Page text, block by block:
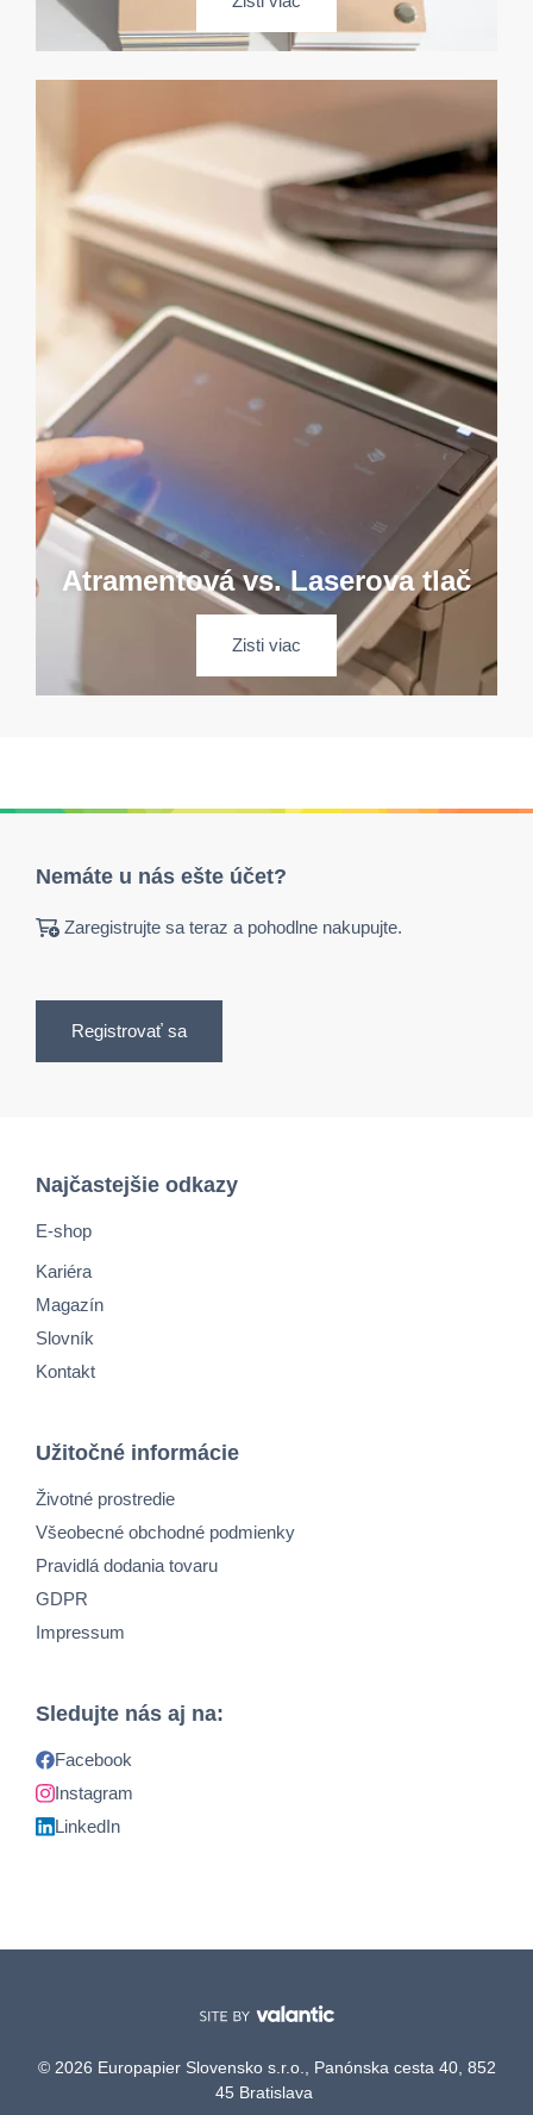
Atramentová vs. Laserova tlač
Zisti viac
Nemáte u nás ešte účet?
Zaregistrujte sa teraz a pohodlne nakupujte.
Registrovať sa
Najčastejšie odkazy
E-shop
Kariéra
Magazín
Slovník
Kontakt
Užitočné informácie
Životné prostredie
Všeobecné obchodné podmienky
Pravidlá dodania tovaru
GDPR
Impressum
Sledujte nás aj na:
Facebook
Instagram
LinkedIn
© 2026 Europapier Slovensko s.r.o., Panónska cesta 40, 852
45 Bratislava